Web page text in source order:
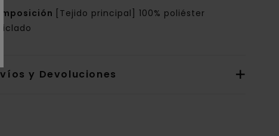
[Tejido principal] 100% poliéster
y Devoluciones